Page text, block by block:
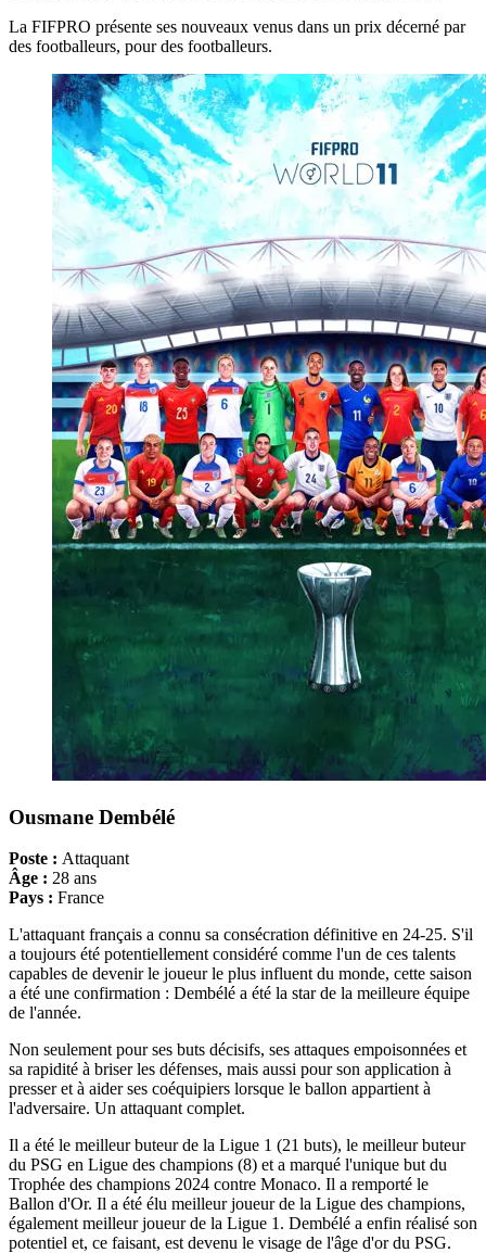
La FIFPRO présente ses nouveaux venus dans un prix décerné par
des footballeurs, pour des footballeurs.
Ousmane Dembélé
Poste : Attaquant
Âge : 28 ans
Pays : France
L'attaquant français a connu sa consécration définitive en 24-25. S'il
a toujours été potentiellement considéré comme l'un de ces talents
capables de devenir le joueur le plus influent du monde, cette saison
a été une confirmation : Dembélé a été la star de la meilleure équipe
de l'année.
Non seulement pour ses buts décisifs, ses attaques empoisonnées et
sa rapidité à briser les défenses, mais aussi pour son application à
presser et à aider ses coéquipiers lorsque le ballon appartient à
l'adversaire. Un attaquant complet.
Il a été le meilleur buteur de la Ligue 1 (21 buts), le meilleur buteur
du PSG en Ligue des champions (8) et a marqué l'unique but du
Trophée des champions 2024 contre Monaco. Il a remporté le
Ballon d'Or. Il a été élu meilleur joueur de la Ligue des champions,
également meilleur joueur de la Ligue 1. Dembélé a enfin réalisé son
potentiel et, ce faisant, est devenu le visage de l'âge d'or du PSG.